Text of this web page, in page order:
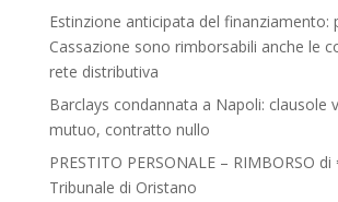
Estinzione anticipata del finanziamento:
Cassazione sono rimborsabili anche le
rete distributiva
Barclays condannata a Napoli: clausole
mutuo, contratto nullo
PRESTITO PERSONALE – RIMBORSO
Tribunale di Oristano